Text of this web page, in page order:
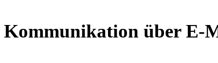
Kommunikation über E-